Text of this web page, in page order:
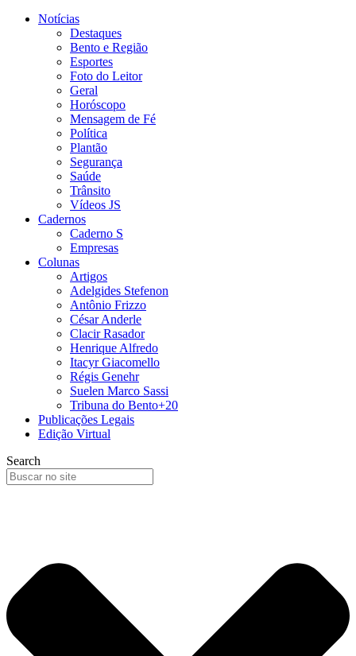
Notícias
Destaques
Bento e Região
Esportes
Foto do Leitor
Geral
Horóscopo
Mensagem de Fé
Política
Plantão
Segurança
Saúde
Trânsito
Vídeos JS
Cadernos
Caderno S
Empresas
Colunas
Artigos
Adelgides Stefenon
Antônio Frizzo
César Anderle
Clacir Rasador
Henrique Alfredo
Itacyr Giacomello
Régis Genehr
Suelen Marco Sassi
Tribuna do Bento+20
Publicações Legais
Edição Virtual
Search